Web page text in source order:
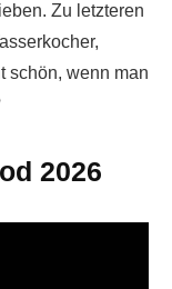
Zu letzteren
schön, wenn man
2026